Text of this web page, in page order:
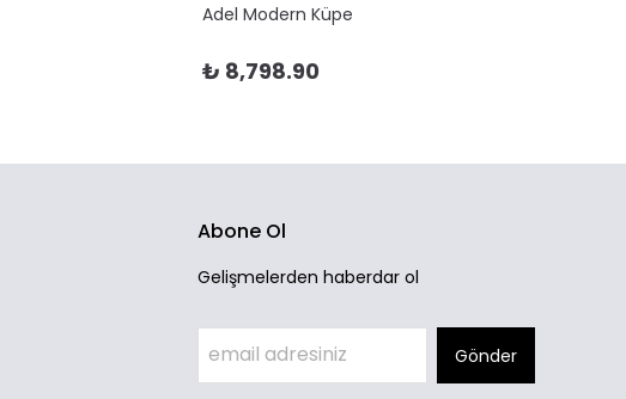
Adel Modern Küpe
₺ 8,798.90
Abone Ol
Gelişmelerden haberdar ol
Gönder